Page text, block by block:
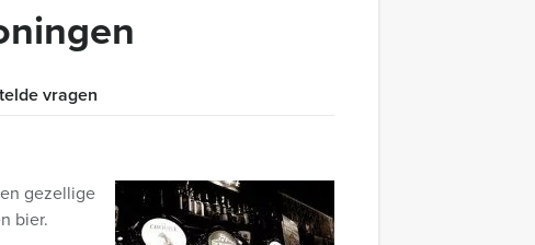
vragen
gezellige
bier.